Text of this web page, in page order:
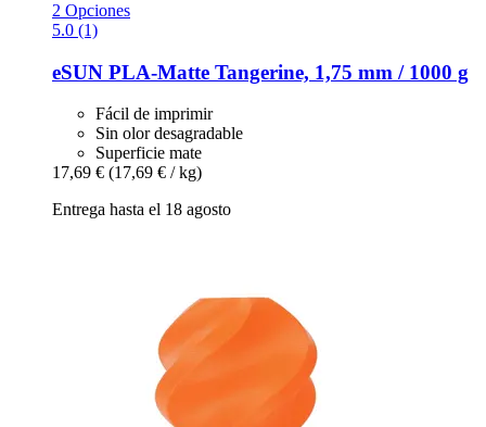
2 Opciones
5.0 (1)
eSUN PLA-​Matte Tangerine, 1,75 mm / 1000 g
Fácil de imprimir
Sin olor desagradable
Superficie mate
17,69 € (17,69 € / kg)
Entrega hasta el 18 agosto